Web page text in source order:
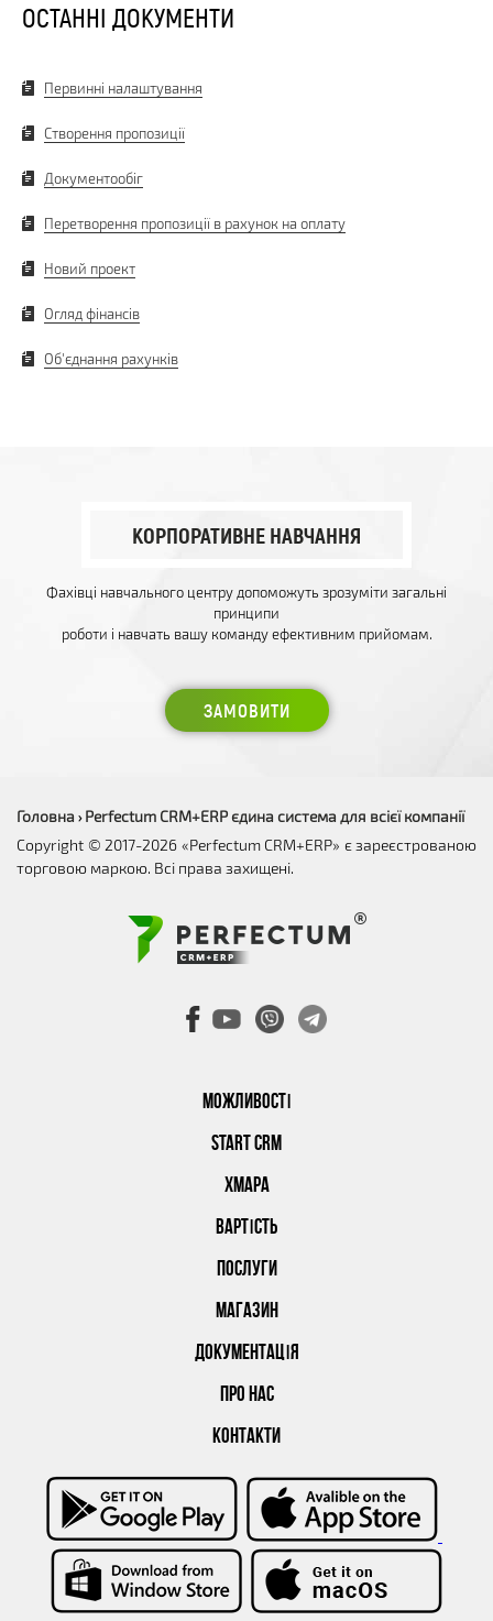
ОСТАННІ ДОКУМЕНТИ
Первинні налаштування
Створення пропозиції
Документообіг
Перетворення пропозиції в рахунок на оплату
Новий проект
Огляд фінансів
Об'єднання рахунків
КОРПОРАТИВНЕ НАВЧАННЯ
Фахівці навчального центру допоможуть зрозуміти загальні
принципи
роботи і навчать вашу команду ефективним прийомам.
ЗАМОВИТИ
МОЖЛИВОСТІ
START CRM
ХМАРА
ВАРТІСТЬ
ПОСЛУГИ
МАГАЗИН
ДОКУМЕНТАЦІЯ
ПРО НАС
КОНТАКТИ
Головна › Perfectum CRM+ERP єдина система для всієї компанії
Copyright © 2017-2026 «Perfectum CRM+ERP» є зареєстрованою
торговою маркою. Всі права захищені.